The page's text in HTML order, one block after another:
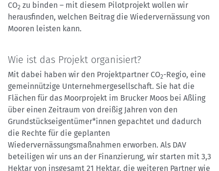
CO2 zu binden – mit diesem Pilotprojekt wollen wir
herausfinden, welchen Beitrag die Wiedervernässung von
Mooren leisten kann.
Wie ist das Projekt organisiert?
Mit dabei haben wir den Projektpartner CO2-Regio, eine
gemeinnützige Unternehmergesellschaft. Sie hat die
Flächen für das Moorprojekt im Brucker Moos bei Aßling
über einen Zeitraum von dreißig Jahren von den
Grundstückseigentümer*innen gepachtet und dadurch
die Rechte für die geplanten
Wiedervernässungsmaßnahmen erworben. Als DAV
beteiligen wir uns an der Finanzierung, wir starten mit 3,3
Hektar von insgesamt 21 Hektar, die weiteren Partner wie